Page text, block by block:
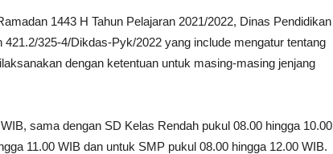
1443 H Tahun Pelajaran 2021/2022, Dinas Pendidikan
325-4/Dikdas-Pyk/2022 yang include mengatur tentang
dengan ketentuan untuk masing-masing jenjang
sama dengan SD Kelas Rendah pukul 08.00 hingga 10.00
11.00 WIB dan untuk SMP pukul 08.00 hingga 12.00 WIB.